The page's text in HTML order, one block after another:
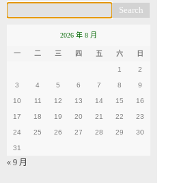
2026 年 8 月
一 二 三 四 五 六 日
1 2
3 4 5 6 7 8 9
10 11 12 13 14 15 16
17 18 19 20 21 22 23
24 25 26 27 28 29 30
31
« 9 月